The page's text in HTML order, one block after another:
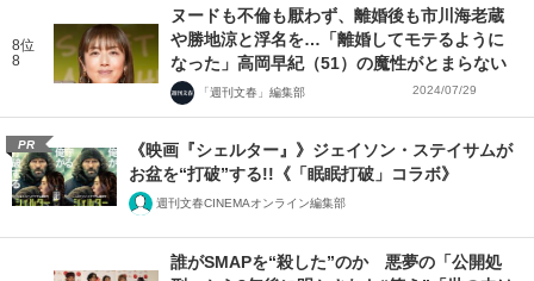
8位
8
ヌードも不倫も厭わず、離婚後も市川海老蔵
や勝地涼と浮名を…「離婚してモテるように
なった」高岡早紀（51）の魔性がとまらない
「週刊文春」編集部 2024/07/29
PR
《映画『シェルター』》ジェイソン・ステイサムが
お盆を“打破”する!!《「眠眠打破」コラボ》
週刊文春CINEMAオンライン編集部
誰がSMAPを“殺した”のか 悪夢の「公開処